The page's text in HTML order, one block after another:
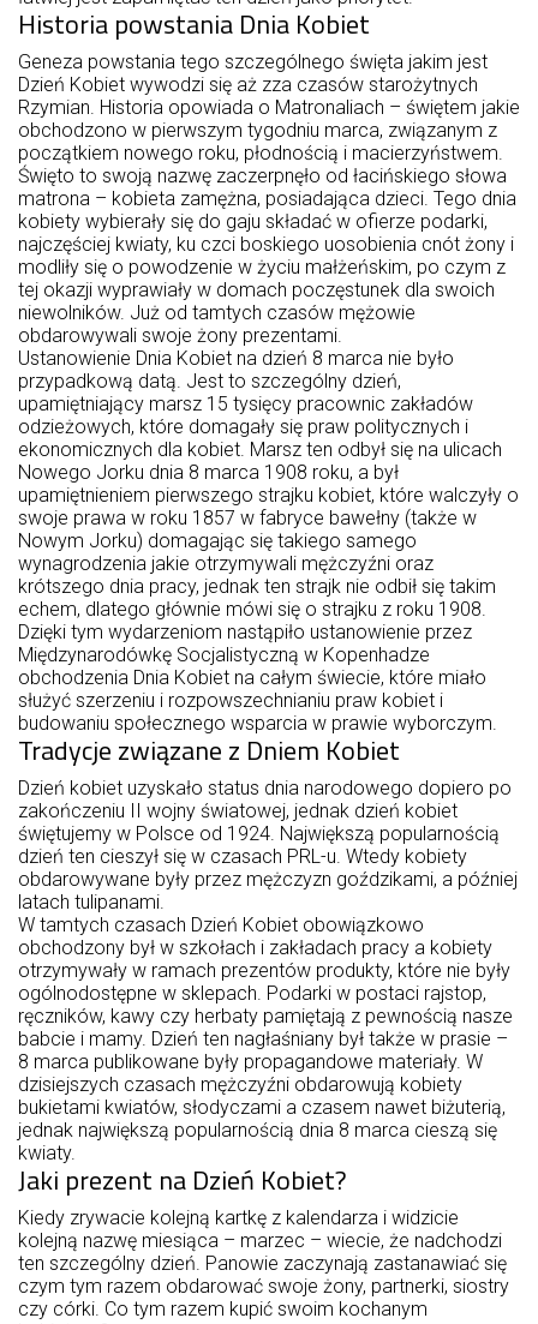
Historia powstania Dnia Kobiet
Geneza powstania tego szczególnego święta jakim jest
Dzień Kobiet wywodzi się aż zza czasów starożytnych
Rzymian. Historia opowiada o Matronaliach – świętem jakie
obchodzono w pierwszym tygodniu marca, związanym z
początkiem nowego roku, płodnością i macierzyństwem.
Święto to swoją nazwę zaczerpnęło od łacińskiego słowa
matrona – kobieta zamężna, posiadająca dzieci. Tego dnia
kobiety wybierały się do gaju składać w ofierze podarki,
najczęściej kwiaty, ku czci boskiego uosobienia cnót żony i
modliły się o powodzenie w życiu małżeńskim, po czym z
tej okazji wyprawiały w domach poczęstunek dla swoich
niewolników. Już od tamtych czasów mężowie
obdarowywali swoje żony prezentami.
Ustanowienie Dnia Kobiet na dzień 8 marca nie było
przypadkową datą. Jest to szczególny dzień,
upamiętniający marsz 15 tysięcy pracownic zakładów
odzieżowych, które domagały się praw politycznych i
ekonomicznych dla kobiet. Marsz ten odbył się na ulicach
Nowego Jorku dnia 8 marca 1908 roku, a był
upamiętnieniem pierwszego strajku kobiet, które walczyły o
swoje prawa w roku 1857 w fabryce bawełny (także w
Nowym Jorku) domagając się takiego samego
wynagrodzenia jakie otrzymywali mężczyźni oraz
krótszego dnia pracy, jednak ten strajk nie odbił się takim
echem, dlatego głównie mówi się o strajku z roku 1908.
Dzięki tym wydarzeniom nastąpiło ustanowienie przez
Międzynarodówkę Socjalistyczną w Kopenhadze
obchodzenia Dnia Kobiet na całym świecie, które miało
służyć szerzeniu i rozpowszechnianiu praw kobiet i
budowaniu społecznego wsparcia w prawie wyborczym.
Tradycje związane z Dniem Kobiet
Dzień kobiet uzyskało status dnia narodowego dopiero po
zakończeniu II wojny światowej, jednak dzień kobiet
świętujemy w Polsce od 1924. Największą popularnością
dzień ten cieszył się w czasach PRL-u. Wtedy kobiety
obdarowywane były przez mężczyzn goździkami, a później
latach tulipanami.
W tamtych czasach Dzień Kobiet obowiązkowo
obchodzony był w szkołach i zakładach pracy a kobiety
otrzymywały w ramach prezentów produkty, które nie były
ogólnodostępne w sklepach. Podarki w postaci rajstop,
ręczników, kawy czy herbaty pamiętają z pewnością nasze
babcie i mamy. Dzień ten nagłaśniany był także w prasie –
8 marca publikowane były propagandowe materiały. W
dzisiejszych czasach mężczyźni obdarowują kobiety
bukietami kwiatów, słodyczami a czasem nawet biżuterią,
jednak największą popularnością dnia 8 marca cieszą się
kwiaty.
Jaki prezent na Dzień Kobiet?
Kiedy zrywacie kolejną kartkę z kalendarza i widzicie
kolejną nazwę miesiąca – marzec – wiecie, że nadchodzi
ten szczególny dzień. Panowie zaczynają zastanawiać się
czym tym razem obdarować swoje żony, partnerki, siostry
czy córki. Co tym razem kupić swoim kochanym